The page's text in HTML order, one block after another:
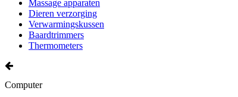
Massage apparaten
Dieren verzorging
Verwarmingskussen
Baardtrimmers
Thermometers
Computer